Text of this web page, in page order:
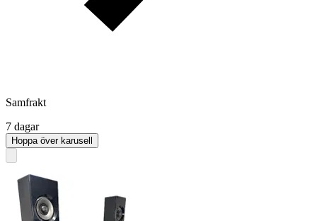
Samfrakt
7 dagar
Hoppa över karusell